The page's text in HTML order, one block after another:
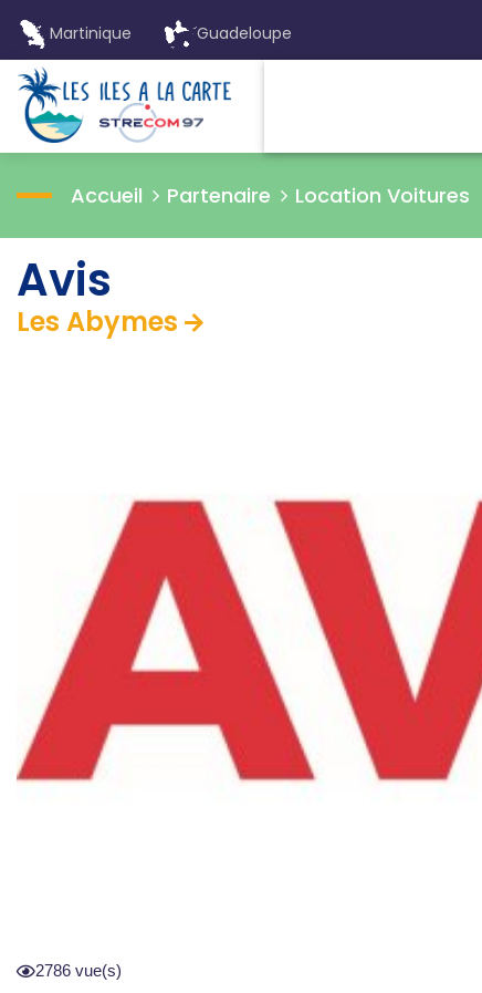
Martinique Guadeloupe
Accueil Partenaire Location Voitures
Avis
Les Abymes
2786 vue(s)